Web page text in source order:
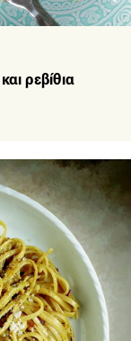
ρεβίθια